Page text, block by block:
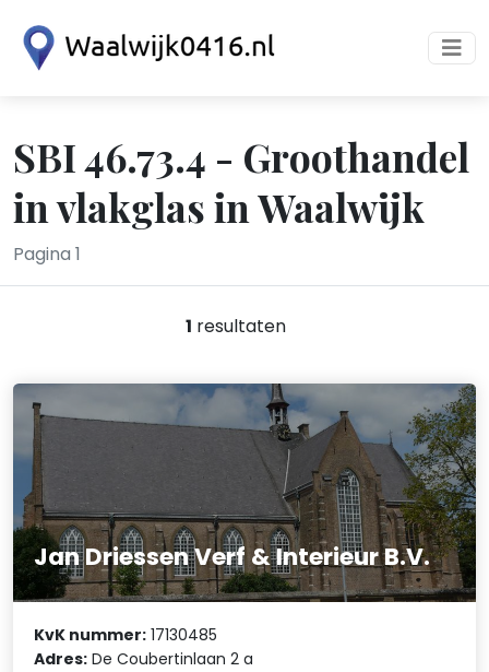
SBI 46.73.4 - Groothandel
in vlakglas in Waalwijk
Pagina 1
1 resultaten
Jan Driessen Verf & Interieur B.V.
KvK nummer: 17130485
Adres: De Coubertinlaan 2 a